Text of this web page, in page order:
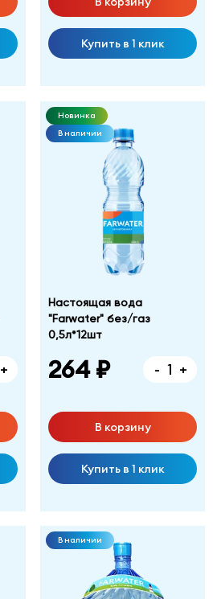
Купить в 1 клик
+
Новинка
В наличии
Настоящая вода
"Farwater" без/газ
0,5л*12шт
264 ₽ - +
В корзину
Купить в 1 клик
В наличии